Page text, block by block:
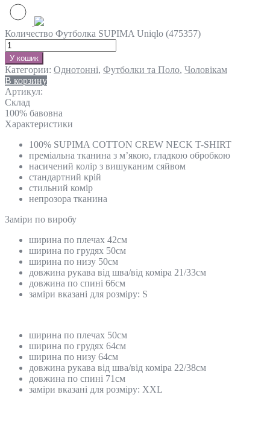
Количество Футболка SUPIMA Uniqlo (475357)
У кошик
Категории: Однотонні, Футболки та Поло, Чоловікам
В корзину
Артикул:
Склад
100% бавовна
Характеристики
100% SUPIMA COTTON CREW NECK T-SHIRT
преміальна тканина з м’якою, гладкою обробкою
насичений колір з вишуканим сяйвом
стандартний крій
стильний комір
непрозора тканина
Замiри по виробу
ширина по плечах 42см
ширина по грудях 50см
ширина по низу 50см
довжина рукава від шва/від коміра 21/33см
довжина по спині 66см
заміри вказані для розміру: S
ширина по плечах 50см
ширина по грудях 64см
ширина по низу 64см
довжина рукава від шва/від коміра 22/38см
довжина по спині 71см
заміри вказані для розміру: XXL